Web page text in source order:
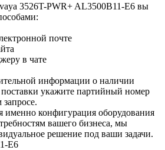
3526T-PWR+ AL3500B11-E6 вы
почте
в чате
информации о наличии
укажите партийный номер
именно конфигурация оборудования
вашего бизнеса, мы
решение под ваши задачи.
E6